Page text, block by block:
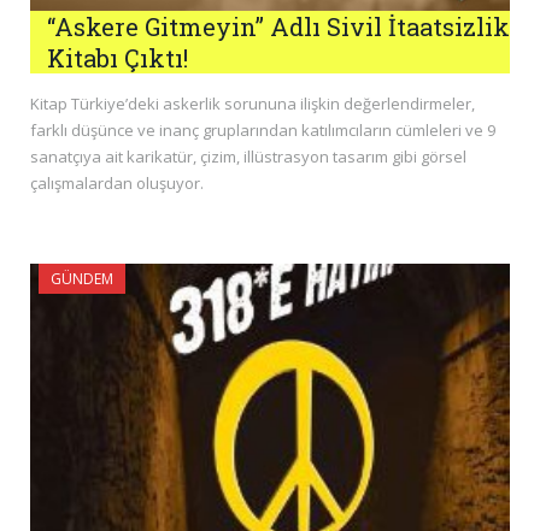
“Askere Gitmeyin” Adlı Sivil İtaatsizlik
Kitabı Çıktı!
Kitap Türkiye’deki askerlik sorununa ilişkin değerlendirmeler,
farklı düşünce ve inanç gruplarından katılımcıların cümleleri ve 9
sanatçıya ait karikatür, çizim, illüstrasyon tasarım gibi görsel
çalışmalardan oluşuyor.
GÜNDEM